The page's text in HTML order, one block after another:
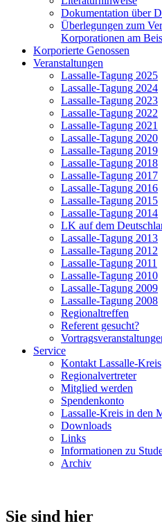
Dokumentation über
Überlegungen zum
Korporationen am
Korporierte Genossen
Veranstaltungen
Lassalle-Tagung 2025
Lassalle-Tagung 2024
Lassalle-Tagung 2023
Lassalle-Tagung 2022
Lassalle-Tagung 2021
Lassalle-Tagung 2020
Lassalle-Tagung 2019
Lassalle-Tagung 2018
Lassalle-Tagung 2017
Lassalle-Tagung 2016
Lassalle-Tagung 2015
Lassalle-Tagung 2014
LK auf dem
Lassalle-Tagung 2013
Lassalle-Tagung 2012
Lassalle-Tagung 2011
Lassalle-Tagung 2010
Lassalle-Tagung 2009
Lassalle-Tagung 2008
Regionaltreffen
Referent gesucht?
Service
Kontakt Lassalle-Kreis
Regionalvertreter
Mitglied werden
Spendenkonto
Lassalle-Kreis in den
Downloads
Links
Informationen zu
Archiv
Sie sind hier